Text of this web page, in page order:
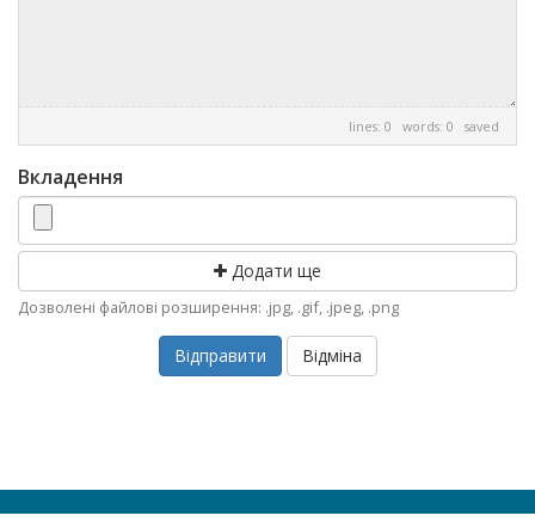
lines: 0 words: 0 saved
Вкладення
Додати ще
Дозволені файлові розширення: .jpg, .gif, .jpeg, .png
Відміна